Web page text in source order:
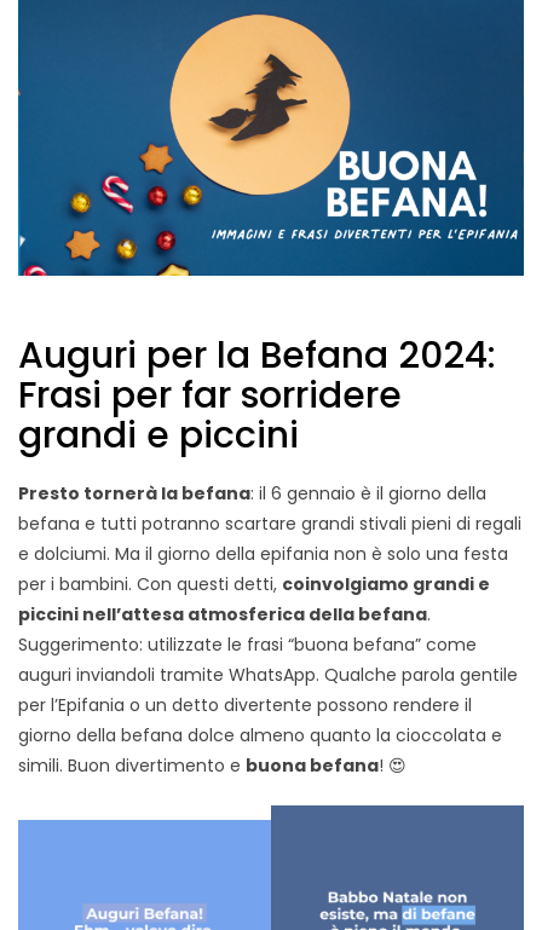
Auguri per la Befana 2024:
Frasi per far sorridere
grandi e piccini
Presto tornerà la befana: il 6 gennaio è il giorno della
befana e tutti potranno scartare grandi stivali pieni di regali
e dolciumi. Ma il giorno della epifania non è solo una festa
per i bambini. Con questi detti, coinvolgiamo grandi e
piccini nell’attesa atmosferica della befana.
Suggerimento: utilizzate le frasi “buona befana” come
auguri inviandoli tramite WhatsApp. Qualche parola gentile
per l’Epifania o un detto divertente possono rendere il
giorno della befana dolce almeno quanto la cioccolata e
simili. Buon divertimento e buona befana! 😍